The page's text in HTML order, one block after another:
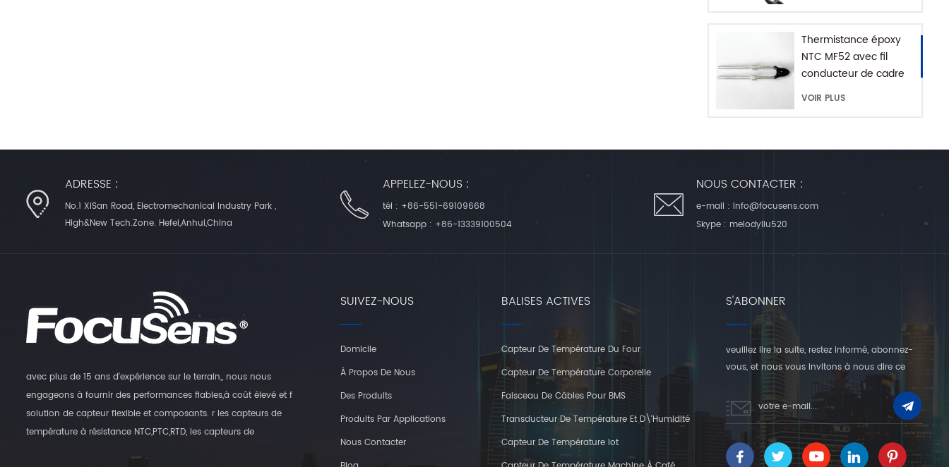
Thermistance époxy
NTC MF52 avec fil
conducteur de cadre
VOIR PLUS
ADRESSE :
No.1 XiSan Road, Electromechanical Industry Park ,
High&New Tech.Zone. Hefei,Anhui,China
APPELEZ-NOUS :
tél : +86-551-69109668
Whatsapp : +86-13339100504
NOUS CONTACTER :
e-mail : info@focusens.com
Skype : melodyliu520
avec plus de 15 ans d'expérience sur le terrain,, nous nous
engageons à fournir des performances fiables,à coût élevé et f
solution de capteur flexible et composants. r les capteurs de
température à résistance NTC,PTC,RTD, les capteurs de
SUIVEZ-NOUS
Domicile
À Propos De Nous
Des Produits
Produits Par Applications
Nous Contacter
BALISES ACTIVES
Capteur De Température Du Four
Capteur De Température Corporelle
Faisceau De Câbles Pour BMS
Transducteur De Température Et D\'humidité
Capteur De Température Iot
S'ABONNER
veuillez lire la suite, restez informé, abonnez-
vous, et nous vous invitons à nous dire ce
que vous en pensez.